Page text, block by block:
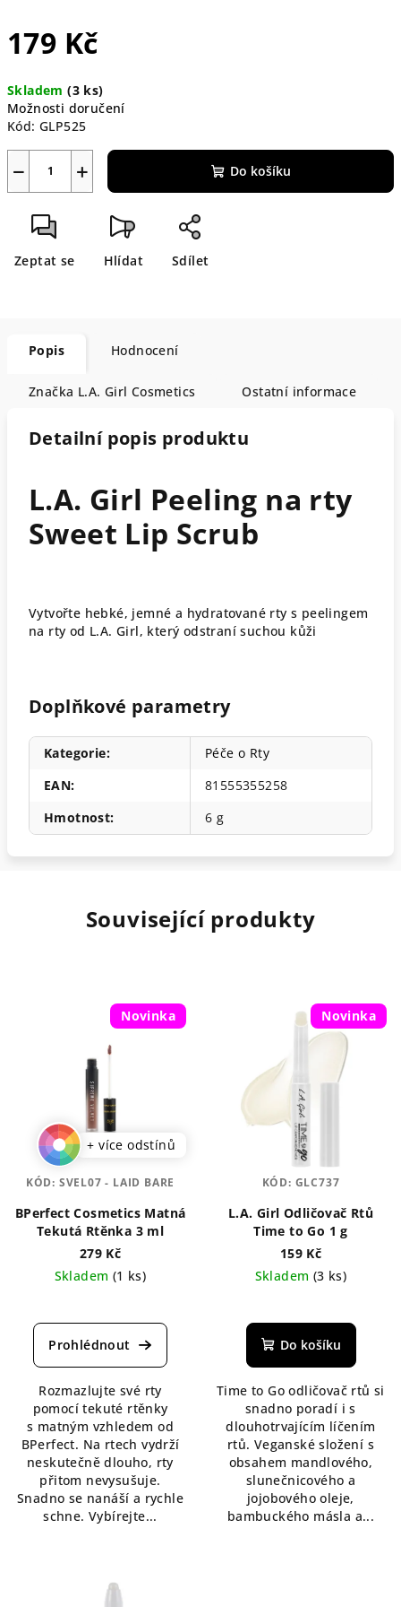
179 Kč
cena:
Skladem(3 ks)
Možnosti doručení
Kód: GLP525
+
− Do košíku
Zeptat se Hlídat Sdílet
Popis Hodnocení
Značka L.A. Girl Cosmetics Ostatní informace
Detailní popis produktu
L.A. Girl Peeling na rty
Sweet Lip Scrub
Vytvořte hebké, jemné a hydratované rty s peelingem
na rty od L.A. Girl, který odstraní suchou kůži
Doplňkové parametry
Kategorie:
Péče o Rty
EAN:
81555355258
Hmotnost: 6 g
Související produkty
Novinka
+ více odstínů
BPerfect Cosmetics Matná
Tekutá Rtěnka 3 ml
279 Kč
Skladem (1 ks)
hodnocení
produktu
z
5
hvězdiček.
Rozmazlujte své rty
pomocí tekuté rtěnky
s matným vzhledem od
BPerfect. Na rtech vydrží
neskutečně dlouho, rty
přitom nevysušuje.
Snadno se nanáší a rychle
schne. Vybírejte...
KÓD: SVEL07 - LAID BARE
Novinka
L.A. Girl Odličovač Rtů
Time to Go 1 g
159 Kč
Skladem (3 ks)
hodnocení
produktu
z
5
hvězdiček.
Do košíku
Time to Go odličovač rtů si
snadno poradí i s
dlouhotrvajícím líčením
rtů. Veganské složení s
obsahem mandlového,
slunečnicového a
jojobového oleje,
bambuckého másla a...
KÓD: GLC737